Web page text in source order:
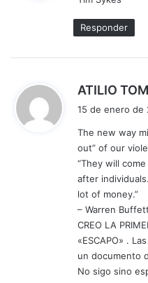
Responder
ATILIO
15 de enero de
The new way
out” of our
“They will
after
lot of money.”
– Warren Buffett
CREO LA
«ESCAPO» .
un documento
No sigo sino